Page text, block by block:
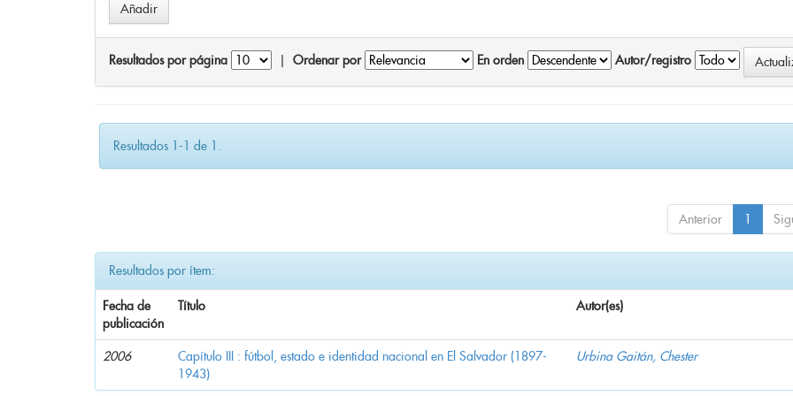
Resultados por página Ordenar por En orden Autor/registro
Resultados 1-1 de 1.
Anterior 1
Resultados por ítem:
Fecha de
publicación
Título Autor(es)
2006
Capítulo III : fútbol, estado e identidad nacional en El Salvador (1897-
1943)
Urbina Gaitán, Chester